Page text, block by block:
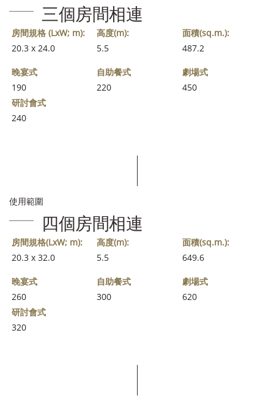
三個房間相連
房間規格 (LxW; m):
20.3 x 24.0
高度(m):
5.5
面積(sq.m.):
487.2
晚宴式
190
自助餐式
220
劇場式
450
研討會式
240
使用範圍
四個房間相連
房間規格(LxW; m):
20.3 x 32.0
高度(m):
5.5
面積(sq.m.):
649.6
晚宴式
260
自助餐式
300
劇場式
620
研討會式
320